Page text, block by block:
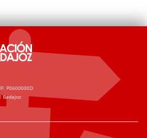
P0600000D
Badajoz